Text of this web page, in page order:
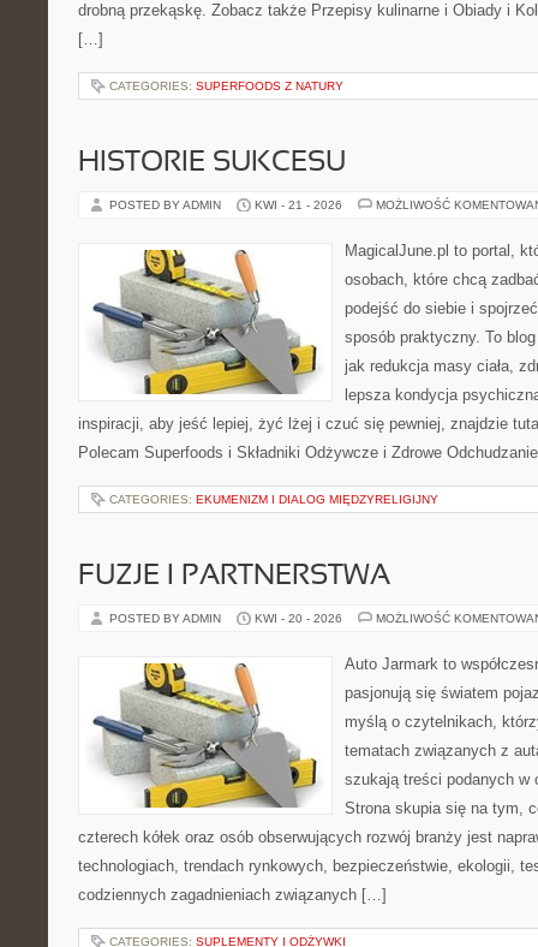
drobną przekąskę. Zobacz także Przepisy kulinarne i Obiady i
[…]
CATEGORIES: SUPERFOODS Z NATURY
HISTORIE SUKCESU
POSTED BY ADMIN KWI - 21 - 2026 MOŻLIWOŚĆ
MagicalJune.pl to portal,
osobach, które chcą
podejść do siebie i
sposób praktyczny. To
jak redukcja masy ciała,
lepsza kondycja
inspiracji, aby jeść lepiej, żyć lżej i czuć się pewniej, znajdzie
Polecam Superfoods i Składniki Odżywcze i Zdrowe
CATEGORIES: EKUMENIZM I DIALOG MIĘDZYRELIGIJNY
FUZJE I PARTNERSTWA
POSTED BY ADMIN KWI - 20 - 2026 MOŻLIWOŚĆ
Auto Jarmark to
pasjonują się światem
myślą o czytelnikach,
tematach związanych z
szukają treści podanych
Strona skupia się na tym,
czterech kółek oraz osób obserwujących rozwój branży jest
technologiach, trendach rynkowych, bezpieczeństwie, ekologii,
codziennych zagadnieniach związanych […]
CATEGORIES: SUPLEMENTY I ODŻYWKI